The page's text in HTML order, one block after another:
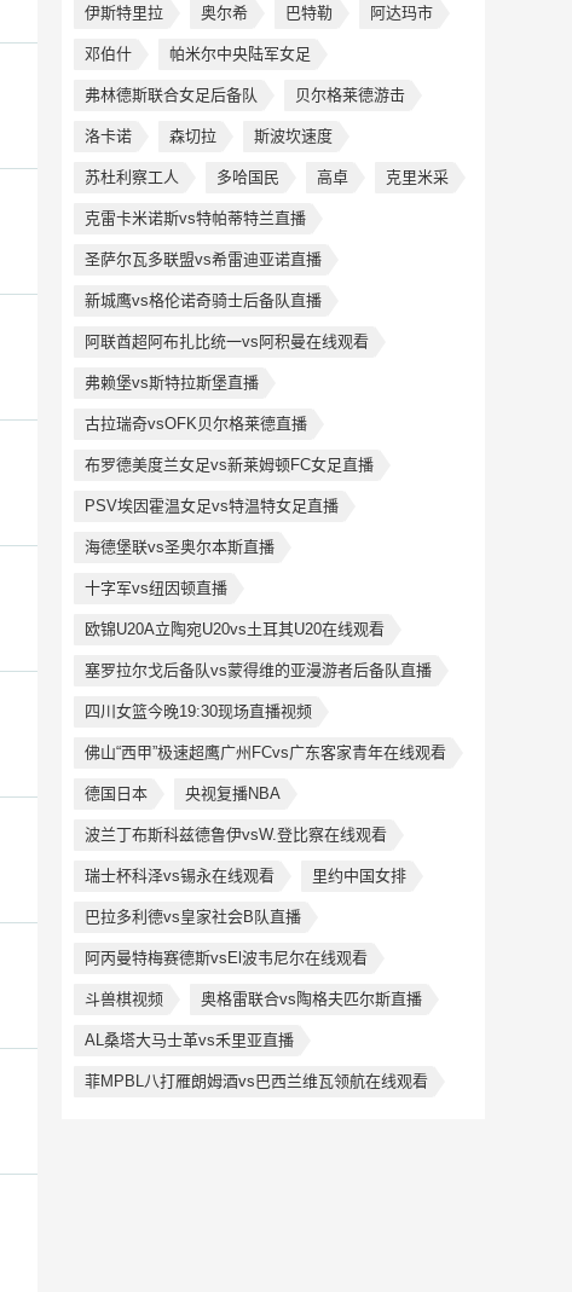
伊斯特里拉 奥尔希 巴特勒 阿达玛市
邓伯什 帕米尔中央陆军女足
弗林德斯联合女足后备队 贝尔格莱德游击
洛卡诺 森切拉 斯波坎速度
苏杜利察工人 多哈国民 高卓 克里米采
克雷卡米诺斯vs特帕蒂特兰直播
圣萨尔瓦多联盟vs希雷迪亚诺直播
新城鹰vs格伦诺奇骑士后备队直播
阿联酋超阿布扎比统一vs阿积曼在线观看
弗赖堡vs斯特拉斯堡直播
古拉瑞奇vsOFK贝尔格莱德直播
布罗德美度兰女足vs新莱姆顿FC女足直播
PSV埃因霍温女足vs特温特女足直播
海德堡联vs圣奥尔本斯直播
十字军vs纽因顿直播
欧锦U20A立陶宛U20vs土耳其U20在线观看
塞罗拉尔戈后备队vs蒙得维的亚漫游者后备队直播
四川女篮今晚19:30现场直播视频
佛山“西甲”极速超鹰广州FCvs广东客家青年在线观看
德国日本 央视复播NBA
波兰丁布斯科兹德鲁伊vsW.登比察在线观看
瑞士杯科泽vs锡永在线观看 里约中国女排
巴拉多利德vs皇家社会B队直播
阿丙曼特梅赛德斯vsEl波韦尼尔在线观看
斗兽棋视频 奥格雷联合vs陶格夫匹尔斯直播
AL桑塔大马士革vs禾里亚直播
菲MPBL八打雁朗姆酒vs巴西兰维瓦领航在线观看